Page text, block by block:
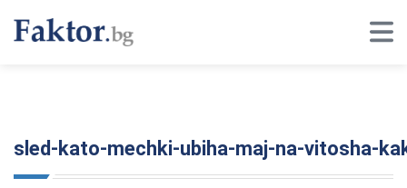
sled-kato-mechki-ubiha-maj-na-vitosha-